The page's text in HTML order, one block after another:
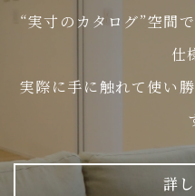
“実寸のカタログ”空間
仕
実際に手に触れて使い
詳